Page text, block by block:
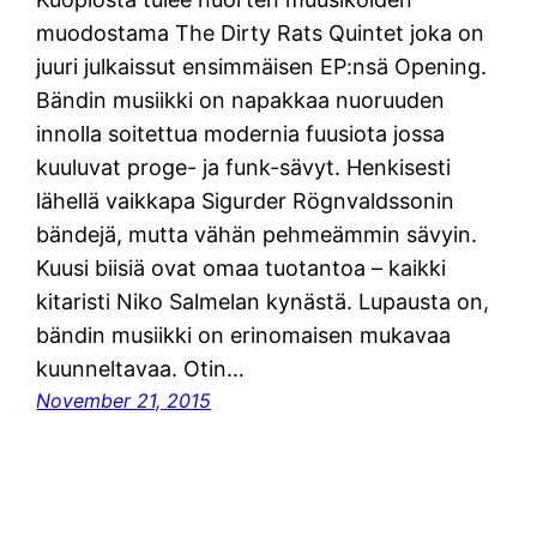
muodostama The Dirty Rats Quintet joka on
juuri julkaissut ensimmäisen EP:nsä Opening.
Bändin musiikki on napakkaa nuoruuden
innolla soitettua modernia fuusiota jossa
kuuluvat proge- ja funk-sävyt. Henkisesti
lähellä vaikkapa Sigurder Rögnvaldssonin
bändejä, mutta vähän pehmeämmin sävyin.
Kuusi biisiä ovat omaa tuotantoa – kaikki
kitaristi Niko Salmelan kynästä. Lupausta on,
bändin musiikki on erinomaisen mukavaa
kuunneltavaa. Otin…
November 21, 2015